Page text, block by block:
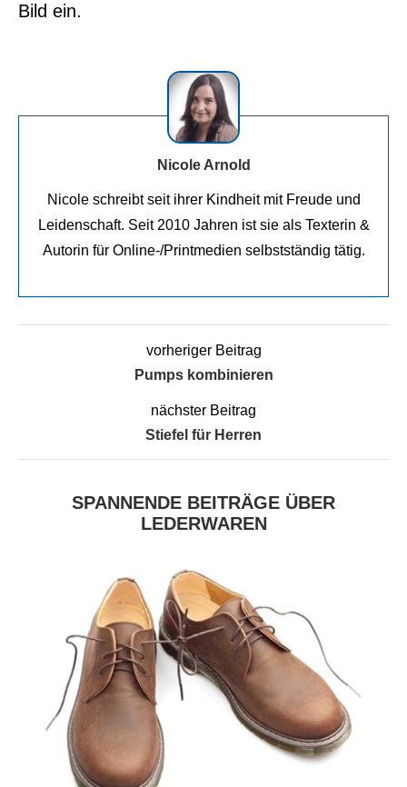
Bild ein.
Nicole Arnold
Nicole schreibt seit ihrer Kindheit mit Freude und
Leidenschaft. Seit 2010 Jahren ist sie als Texterin &
Autorin für Online-/Printmedien selbstständig tätig.
vorheriger Beitrag
Pumps kombinieren
nächster Beitrag
Stiefel für Herren
SPANNENDE BEITRÄGE ÜBER
LEDERWAREN